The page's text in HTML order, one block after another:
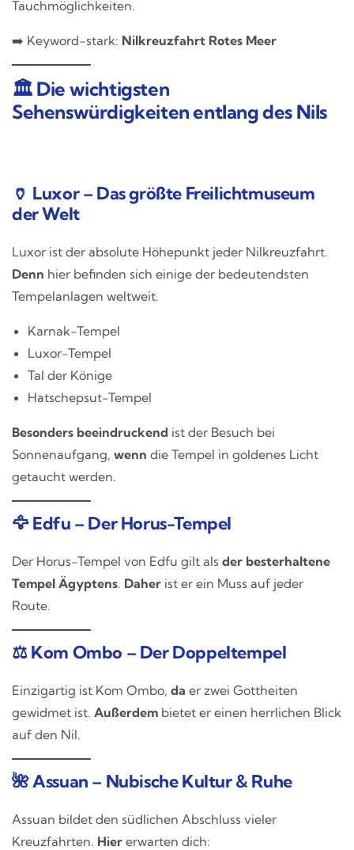
Tauchmöglichkeiten.
➡️ Keyword-stark: Nilkreuzfahrt Rotes Meer
🏛️ Die wichtigsten
Sehenswürdigkeiten entlang des Nils
🏺 Luxor – Das größte Freilichtmuseum
der Welt
Luxor ist der absolute Höhepunkt jeder Nilkreuzfahrt.
Denn hier befinden sich einige der bedeutendsten
Tempelanlagen weltweit.
Karnak-Tempel
Luxor-Tempel
Tal der Könige
Hatschepsut-Tempel
Besonders beeindruckend ist der Besuch bei
Sonnenaufgang, wenn die Tempel in goldenes Licht
getaucht werden.
🦅 Edfu – Der Horus-Tempel
Der Horus-Tempel von Edfu gilt als der besterhaltene
Tempel Ägyptens. Daher ist er ein Muss auf jeder
Route.
⚖️ Kom Ombo – Der Doppeltempel
Einzigartig ist Kom Ombo, da er zwei Gottheiten
gewidmet ist. Außerdem bietet er einen herrlichen Blick
auf den Nil.
🌺 Assuan – Nubische Kultur & Ruhe
Assuan bildet den südlichen Abschluss vieler
Kreuzfahrten. Hier erwarten dich: